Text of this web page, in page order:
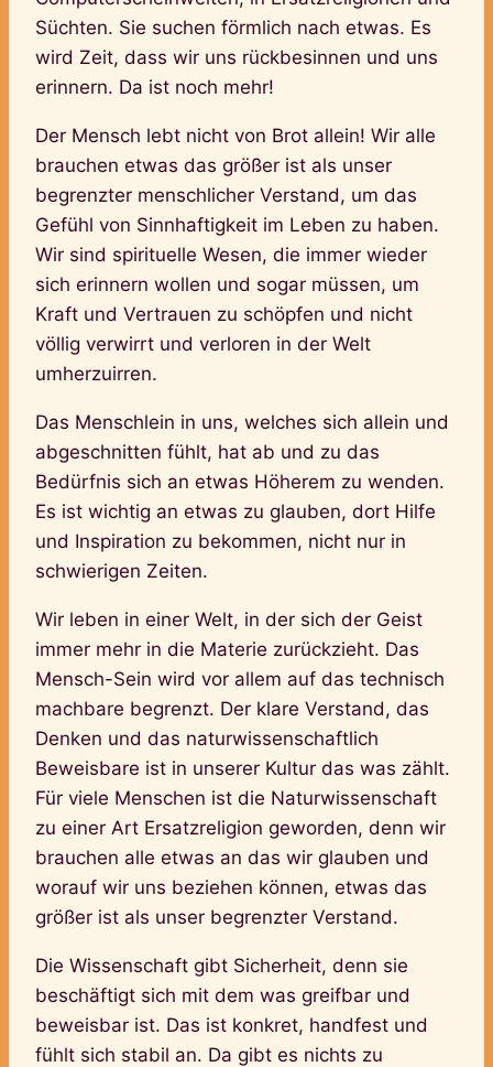
Süchten. Sie suchen förmlich nach etwas. Es
wird Zeit, dass wir uns rückbesinnen und uns
erinnern. Da ist noch mehr!
Der Mensch lebt nicht von Brot allein! Wir alle
brauchen etwas das größer ist als unser
begrenzter menschlicher Verstand, um das
Gefühl von Sinnhaftigkeit im Leben zu haben.
Wir sind spirituelle Wesen, die immer wieder
sich erinnern wollen und sogar müssen, um
Kraft und Vertrauen zu schöpfen und nicht
völlig verwirrt und verloren in der Welt
umherzuirren.
Das Menschlein in uns, welches sich allein und
abgeschnitten fühlt, hat ab und zu das
Bedürfnis sich an etwas Höherem zu wenden.
Es ist wichtig an etwas zu glauben, dort Hilfe
und Inspiration zu bekommen, nicht nur in
schwierigen Zeiten.
Wir leben in einer Welt, in der sich der Geist
immer mehr in die Materie zurückzieht. Das
Mensch-Sein wird vor allem auf das technisch
machbare begrenzt. Der klare Verstand, das
Denken und das naturwissenschaftlich
Beweisbare ist in unserer Kultur das was zählt.
Für viele Menschen ist die Naturwissenschaft
zu einer Art Ersatzreligion geworden, denn wir
brauchen alle etwas an das wir glauben und
worauf wir uns beziehen können, etwas das
größer ist als unser begrenzter Verstand.
Die Wissenschaft gibt Sicherheit, denn sie
beschäftigt sich mit dem was greifbar und
beweisbar ist. Das ist konkret, handfest und
fühlt sich stabil an. Da gibt es nichts zu